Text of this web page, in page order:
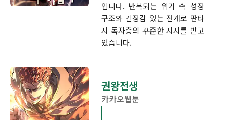
입니다. 반복되는 위기 속 성장
구조와 긴장감 있는 전개로 판타
지 독자층의 꾸준한 지지를 받고
있습니다.
권왕전생
카카오웹툰